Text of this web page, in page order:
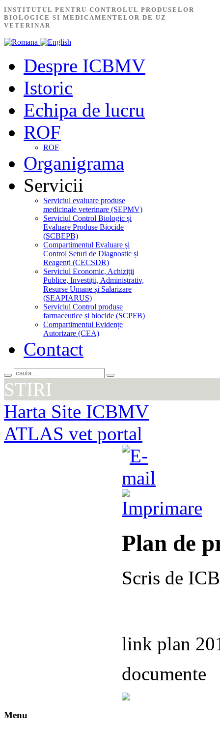
INSTITUTUL PENTRU CONTROLUL PRODUSELOR
BIOLOGICE SI MEDICAMENTELOR DE UZ
VETERINAR
Despre ICBMV
Istoric
Echipa de lucru
ROF
ROF
Organigrama
Servicii
Serviciul evaluare produse
medicinale veterinare (SEPMV)
Serviciul Control Biologic și
Evaluare Produse Biocide
(SCBEPB)
Compartimentul Evaluare și
Control Seturi de Diagnostic și
Reagenți (CECSDR)
Serviciul Economic, Achiziţii
Publice, Investiții, Administrativ,
Resurse Umane și Salarizare
(SEAPIARUS)
Serviciul Control produse
farmaceutice și biocide (SCPFB)
Compartimentul Evidențe
Autorizare (CEA)
Contact
STIRI
Harta Site ICBMV
ATLAS vet portal
Plan de
Scris de
link plan
documente
Menu